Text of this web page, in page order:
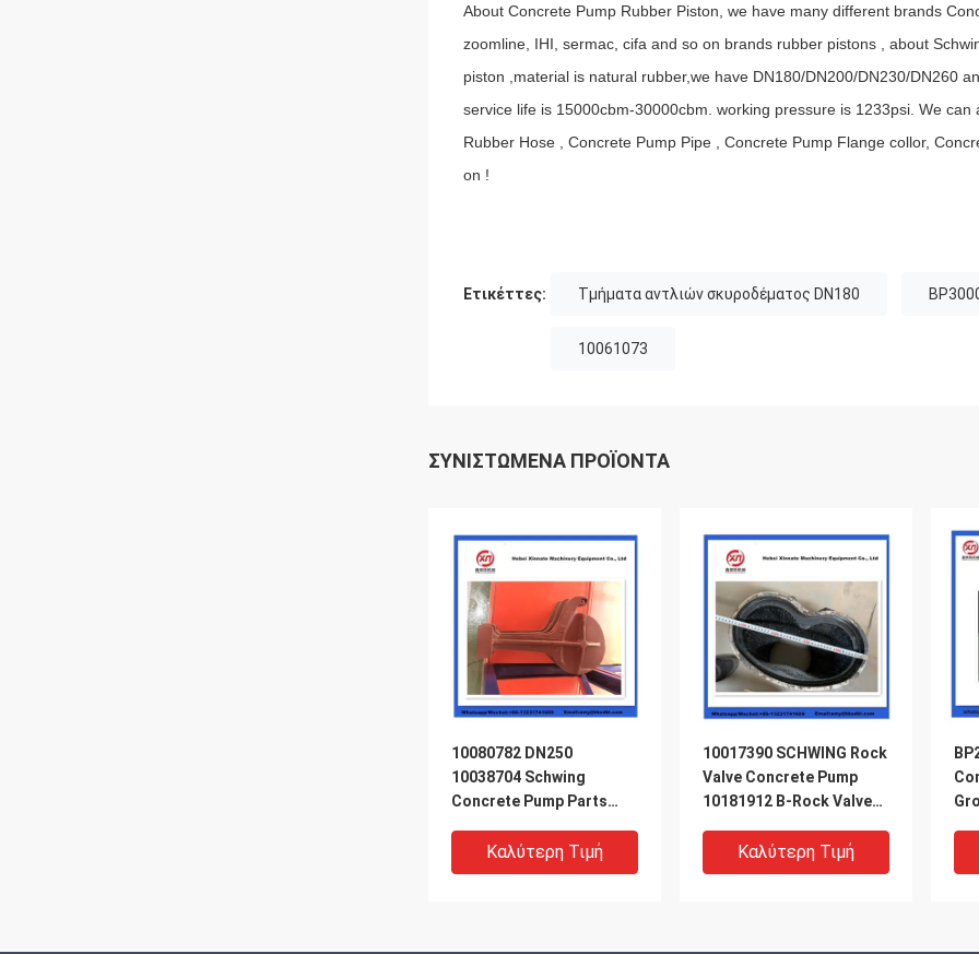
About Concrete Pump Rubber Piston, we have many different brands
zoomline, IHI, sermac, cifa and so on brands rubber pistons , about
piston ,material is natural rubber,we have DN180/DN200/DN230/DN260
service life is 15000cbm-30000cbm. working pressure is 1233psi. We
Rubber Hose , Concrete Pump Pipe , Concrete Pump Flange collor,
on !
Ετικέττες: Τμήματα αντλιών σκυροδέματος DN180
10061073
ΣΥΝΙΣΤΏΜΕΝΑ ΠΡΟΪΌΝΤΑ
10080782 DN250
10038704 Schwing
Concrete Pump Parts
Καλύτερη Τιμή
10017390 SCHWING Rock
Valve Concrete Pump
10181912 B-Rock Valve
210/180Καλύτερη Τιμή